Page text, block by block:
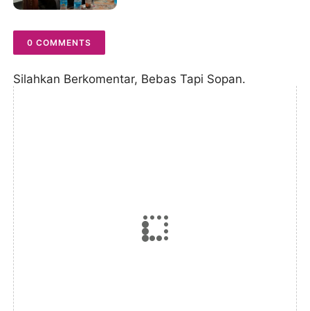
0 COMMENTS
Silahkan Berkomentar, Bebas Tapi Sopan.